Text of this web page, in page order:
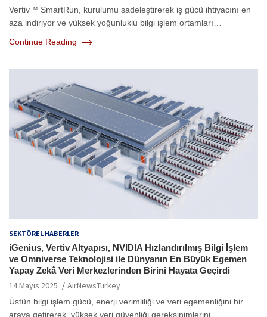
Vertiv™ SmartRun, kurulumu sadeleştirerek iş gücü ihtiyacını en
aza indiriyor ve yüksek yoğunluklu bilgi işlem ortamları…
Continue Reading
SEKTÖREL HABERLER
iGenius, Vertiv Altyapısı, NVIDIA Hızlandırılmış Bilgi İşlem
ve Omniverse Teknolojisi ile Dünyanın En Büyük Egemen
Yapay Zekâ Veri Merkezlerinden Birini Hayata Geçirdi
14 Mayıs 2025 AirNewsTurkey
Üstün bilgi işlem gücü, enerji verimliliği ve veri egemenliğini bir
araya getirerek, yüksek veri güvenliği gereksinimlerini…